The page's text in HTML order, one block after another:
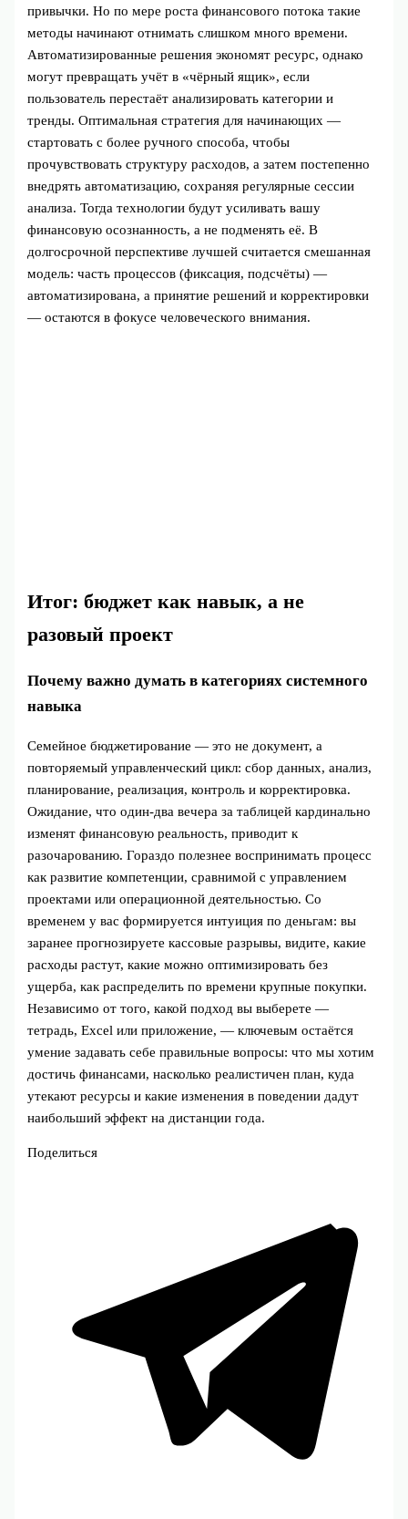
привычки. Но по мере роста финансового потока такие
методы начинают отнимать слишком много времени.
Автоматизированные решения экономят ресурс, однако
могут превращать учёт в «чёрный ящик», если
пользователь перестаёт анализировать категории и
тренды. Оптимальная стратегия для начинающих —
стартовать с более ручного способа, чтобы
прочувствовать структуру расходов, а затем постепенно
внедрять автоматизацию, сохраняя регулярные сессии
анализа. Тогда технологии будут усиливать вашу
финансовую осознанность, а не подменять её. В
долгосрочной перспективе лучшей считается смешанная
модель: часть процессов (фиксация, подсчёты) —
автоматизирована, а принятие решений и корректировки
— остаются в фокусе человеческого внимания.
Итог: бюджет как навык, а не
разовый проект
Почему важно думать в категориях системного
навыка
Семейное бюджетирование — это не документ, а
повторяемый управленческий цикл: сбор данных, анализ,
планирование, реализация, контроль и корректировка.
Ожидание, что один‑два вечера за таблицей кардинально
изменят финансовую реальность, приводит к
разочарованию. Гораздо полезнее воспринимать процесс
как развитие компетенции, сравнимой с управлением
проектами или операционной деятельностью. Со
временем у вас формируется интуиция по деньгам: вы
заранее прогнозируете кассовые разрывы, видите, какие
расходы растут, какие можно оптимизировать без
ущерба, как распределить по времени крупные покупки.
Независимо от того, какой подход вы выберете —
тетрадь, Excel или приложение, — ключевым остаётся
умение задавать себе правильные вопросы: что мы хотим
достичь финансами, насколько реалистичен план, куда
утекают ресурсы и какие изменения в поведении дадут
наибольший эффект на дистанции года.
Поделиться